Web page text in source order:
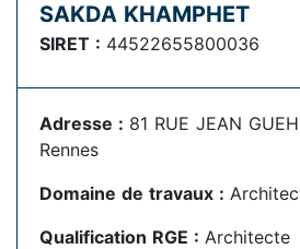
SAKDA KHAMPHET
SIRET : 44522655800036
Adresse : 81 RUE JEAN
Rennes
Domaine de travaux :
Qualification RGE : Architecte